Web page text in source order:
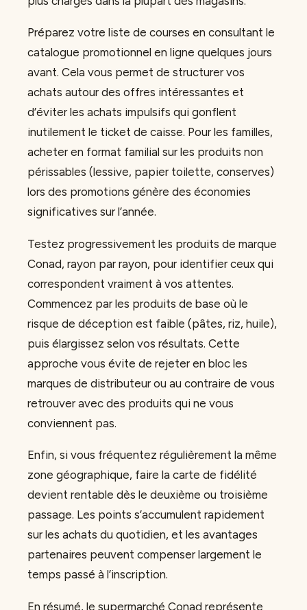
Préparez votre liste de courses en consultant le
catalogue promotionnel en ligne quelques jours
avant. Cela vous permet de structurer vos
achats autour des offres intéressantes et
d’éviter les achats impulsifs qui gonflent
inutilement le ticket de caisse. Pour les familles,
acheter en format familial sur les produits non
périssables (lessive, papier toilette, conserves)
lors des promotions génère des économies
significatives sur l’année.
Testez progressivement les produits de marque
Conad, rayon par rayon, pour identifier ceux qui
correspondent vraiment à vos attentes.
Commencez par les produits de base où le
risque de déception est faible (pâtes, riz, huile),
puis élargissez selon vos résultats. Cette
approche vous évite de rejeter en bloc les
marques de distributeur ou au contraire de vous
retrouver avec des produits qui ne vous
conviennent pas.
Enfin, si vous fréquentez régulièrement la même
zone géographique, faire la carte de fidélité
devient rentable dès le deuxième ou troisième
passage. Les points s’accumulent rapidement
sur les achats du quotidien, et les avantages
partenaires peuvent compenser largement le
temps passé à l’inscription.
En résumé, le supermarché Conad représente